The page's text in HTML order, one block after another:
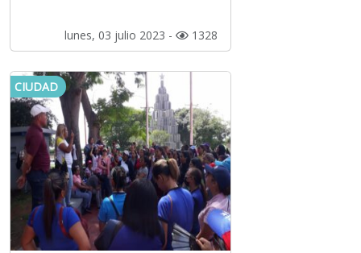
lunes, 03 julio 2023 - 1328
CIUDAD